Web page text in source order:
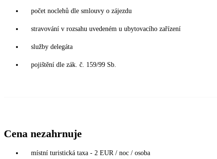
počet noclehů dle smlouvy o zájezdu
stravování v rozsahu uvedeném u ubytovacího zařízení
služby delegáta
pojištění dle zák. č. 159/99 Sb.
Cena nezahrnuje
místní turistická taxa - 2 EUR / noc / osoba